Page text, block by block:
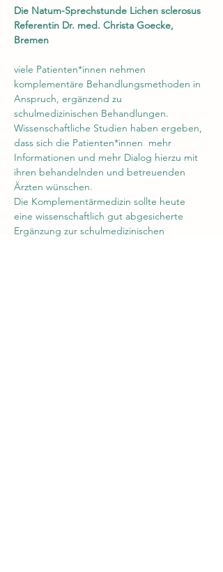
Die Natum-Sprechstunde Lichen sclerosus
Referentin Dr. med. Christa Goecke,
Bremen
viele Patienten*innen nehmen
komplementäre Behandlungsmethoden in
Anspruch, ergänzend zu
schulmedizinischen Behandlungen.
Wissenschaftliche Studien haben ergeben,
dass sich die Patienten*innen  mehr
Informationen und mehr Dialog hierzu mit
ihren behandelnden und betreuenden
Ärzten wünschen.
Die Komplementärmedizin sollte heute
eine wissenschaftlich gut abgesicherte
Ergänzung zur schulmedizinischen